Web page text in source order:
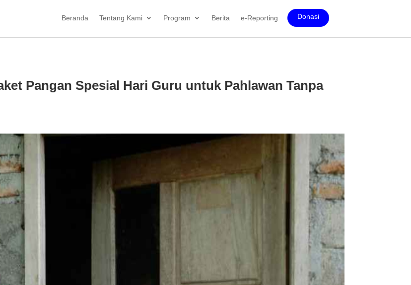
Beranda Tentang Kami Program Berita e-Reporting Donasi
Pangan Spesial Hari Guru untuk Pahlawan Tanpa